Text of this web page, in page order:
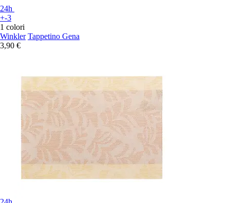
24h
+-3
1 colori
Winkler Tappetino Gena
3,90 €